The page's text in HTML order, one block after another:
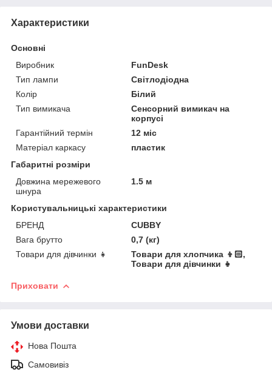
Характеристики
Основні
Виробник
FunDesk
Тип лампи
Світлодіодна
Колір
Білий
Тип вимикача
Сенсорний вимикач на
корпусі
Гарантійний термін
12 міс
Матеріал каркасу
пластик
Габаритні розміри
Довжина мережевого
шнура
1.5 м
Користувальницькі характеристики
БРЕНД
CUBBY
Вага брутто
0,7 (кг)
Товари для дівчинки 👧
Товари для хлопчика 👦🏻,
Товари для дівчинки 👧
Приховати
Умови доставки
Нова Пошта
Самовивіз